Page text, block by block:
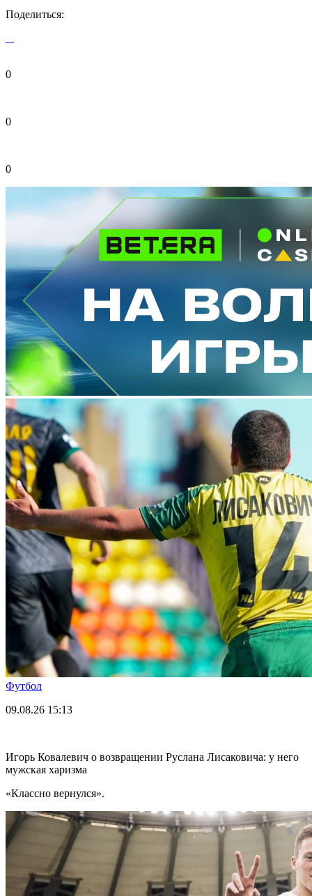
Поделиться:
0
0
0
Футбол
09.08.26 15:13
Игорь Ковалевич о возвращении Руслана Лисаковича: у него
мужская харизма
«Классно вернулся».